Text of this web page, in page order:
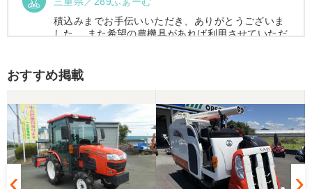
積込みまでお手伝いいただき、ありがとうございま
した。 また希望の農機具があれば利用させていただ
この度はお世話になりました。また、機会があれば
よろしくお願いします。
三重県／ユウスケ
おすすめ掲載